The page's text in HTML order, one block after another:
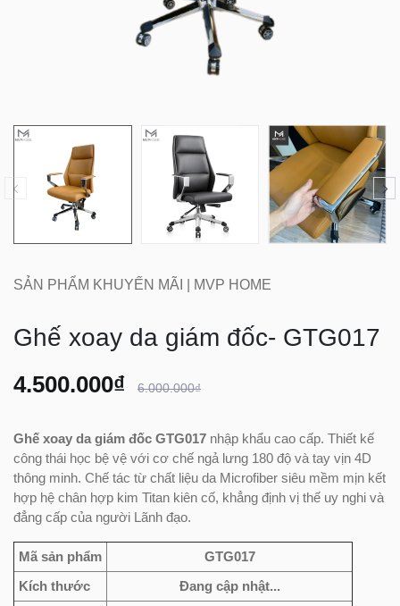
SẢN PHẨM KHUYẾN MÃI | MVP HOME
Ghế xoay da giám đốc- GTG017
4.500.000₫ 6.000.000₫
Ghế xoay da giám đốc GTG017 nhập khẩu cao cấp. Thiết kế
công thái học bệ vệ với cơ chế ngả lưng 180 độ và tay vịn 4D
thông minh. Chế tác từ chất liệu da Microfiber siêu mềm mịn kết
hợp hệ chân hợp kim Titan kiên cố, khẳng định vị thế uy nghi và
đẳng cấp của người Lãnh đạo.
Mã sản phẩm
GTG017
Kích thước
Đang cập nhật...